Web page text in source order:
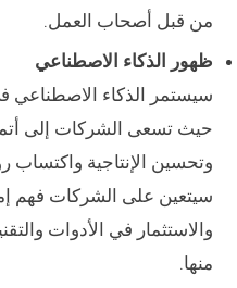
من قبل أصحاب العمل.
ظهور الذكاء الاصطناعي
حيث تسعى الشركات إلى
وتحسين الإنتاجية واكتساب
سيتعين على الشركات فهم
والاستثمار في الأدوات
منها.